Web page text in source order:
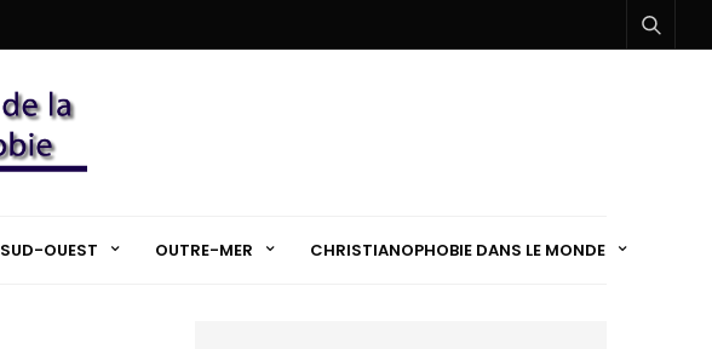
SUD-OUEST OUTRE-MER CHRISTIANOPHOBIE DANS LE MONDE